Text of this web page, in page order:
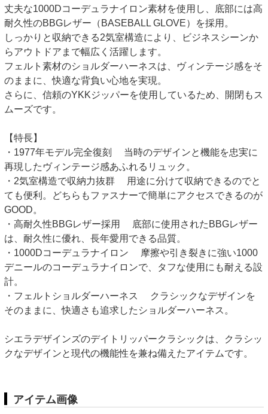
丈夫な1000Dコーデュラナイロン素材を使用し、底部には高
耐久性のBBGレザー（BASEBALL GLOVE）を採用。
しっかりと収納できる2気室構造により、ビジネスシーンか
らアウトドアまで幅広く活躍します。
フェルト素材のショルダーハーネスは、ヴィンテージ感をそ
のままに、快適な背負い心地を実現。
さらに、信頼のYKKジッパーを使用しているため、開閉もス
ムーズです。
【特長】
・1977年モデル完全復刻 当時のデザインと機能を忠実に
再現したヴィンテージ感あふれるリュック。
・2気室構造で収納力抜群 用途に分けて収納できるのでと
ても便利。どちらもファスナーで簡単にアクセスできるのが
GOOD。
・高耐久性BBGレザー採用 底部に使用されたBBGレザー
は、耐久性に優れ、長年愛用できる品質。
・1000Dコーデュラナイロン 摩擦や引き裂きに強い1000
デニールのコーデュラナイロンで、タフな使用にも耐える設
計。
・フェルトショルダーハーネス クラシックなデザインを
そのままに、快適さも追求したショルダーハーネス。
シエラデザインズのデイトリッパークラシックは、クラシッ
クなデザインと現代の機能性を兼ね備えたアイテムです。
アイテム画像